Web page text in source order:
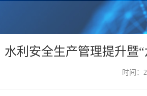
水利安全生产管理提升暨
时间：